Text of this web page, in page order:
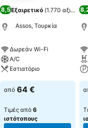
8,5Εξαιρετικό (1.770
Assos, Τουρκία
Δωρεάν Wi-Fi
A/C
Εστιατόριο
από 64 €
Τιμές από 6
ιστότοπους